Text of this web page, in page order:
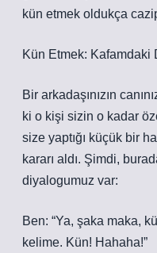
kün etmek oldukça
Kün Etmek: Kafamdaki
Bir arkadaşınızın
ki o kişi sizin o kadar
size yaptığı küçük bir
kararı aldı. Şimdi,
diyalogumuz var:
Ben: “Ya, şaka maka,
kelime. Kün! Hahaha!”